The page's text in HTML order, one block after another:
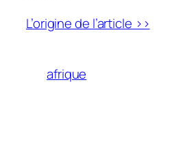
L’origine de l’article >>
afrique